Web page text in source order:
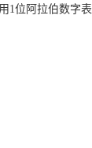
1位阿拉伯数字表